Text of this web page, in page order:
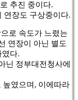
추진 중이다.
연장도 구상중이다.
로 속도가 느렸는
연장이 아닌 별도
다.
닌 정부대전청사에
높였으며, 이에따라